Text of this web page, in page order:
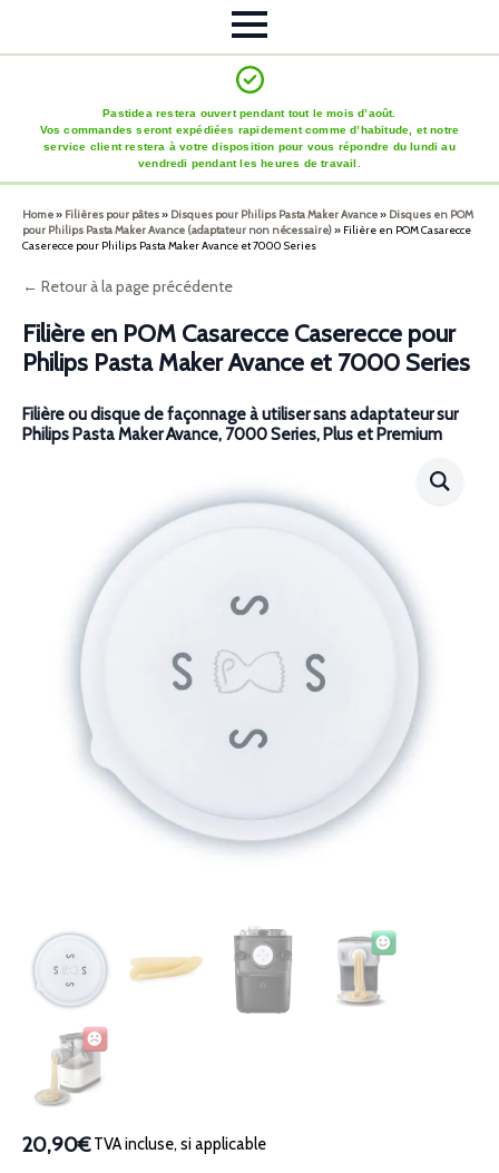
Pastidea restera ouvert pendant tout le mois d’août.
Vos commandes seront expédiées rapidement comme d’habitude, et notre
service client restera à votre disposition pour vous répondre du lundi au
vendredi pendant les heures de travail.
Home» Filières pour pâtes» Disques pour Philips Pasta Maker Avance» Disques en POM
pour Philips Pasta Maker Avance (adaptateur non nécessaire)» Filière en POM Casarecce
Caserecce pour Philips Pasta Maker Avance et 7000 Series
← Retour à la page précédente
Filière en POM Casarecce Caserecce pour
Philips Pasta Maker Avance et 7000 Series
Filière ou disque de façonnage à utiliser sans adaptateur sur
Philips Pasta Maker Avance, 7000 Series, Plus et Premium
20,90€TVA incluse, si applicable